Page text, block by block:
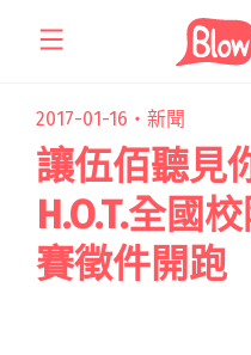
2017-01-16・ 新聞
讓伍佰聽見
H.O.T.全國
賽徵件開跑